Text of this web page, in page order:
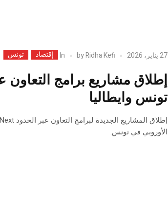
27 يناير، 2026 byRidha Kefi
In إقتصاد تونس
إطلاق مشاريع برامج التعاون
تونس وايطاليا
الأوروبي في تونس.